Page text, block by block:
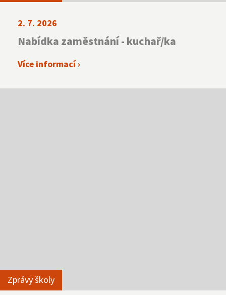
2. 7. 2026
Nabídka zaměstnání - kuchař/ka
Více informací ›
Zprávy školy